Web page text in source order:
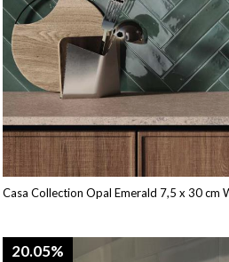
Casa Collection Opal Emerald 7,5 x 30 cm
20.05%